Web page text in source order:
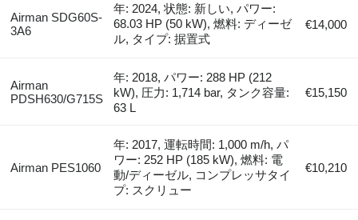
Airman SDG60S-
3A6
年: 2024, 状態: 新しい, パワー:
68.03 HP (50 kW), 燃料: ディーゼ
ル, タイプ: 据置式
€14,000
Airman
PDSH630/G715S
年: 2018, パワー: 288 HP (212
kW), 圧力: 1,714 bar, タンク容量:
63 L
€15,150
Airman PES1060
年: 2017, 運転時間: 1,000 m/h, パ
ワー: 252 HP (185 kW), 燃料: 電
動/ディーゼル, コンプレッサタイ
プ: スクリュー
€10,210